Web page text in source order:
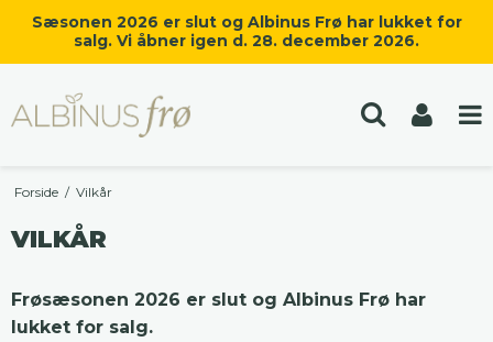
Sæsonen 2026 er slut og Albinus Frø har lukket for
salg. Vi åbner igen d. 28. december 2026.
Forside / Vilkår
VILKÅR
Frøsæsonen 2026 er slut og Albinus Frø har
lukket for salg.